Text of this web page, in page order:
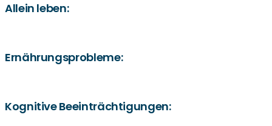
Allein leben:
Risiko für Altersdepressionen steigen. Tagespflege bietet
Ernährungsprobleme:
zu trinken. Dies kann zu Mangelernährung und
Kognitive Beeinträchtigungen: